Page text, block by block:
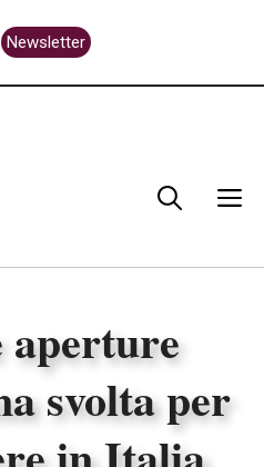
Newsletter
aperture
svolta per